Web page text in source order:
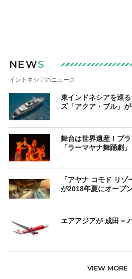
NEWS
インドネシアのニュース
東インドネシアを巡
ズ「アクア・ブル」
舞台は世界遺産！プ
「ラーマヤナ舞踊劇」
「アヤナ コモド リゾ
が2018年夏にオープ
エアアジアが 成田 =
VIEW MORE